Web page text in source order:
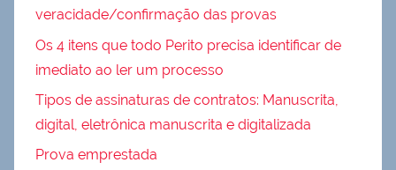
veracidade/confirmação das provas
Os 4 itens que todo Perito precisa identificar de
imediato ao ler um processo
Tipos de assinaturas de contratos: Manuscrita,
digital, eletrônica manuscrita e digitalizada
Prova emprestada